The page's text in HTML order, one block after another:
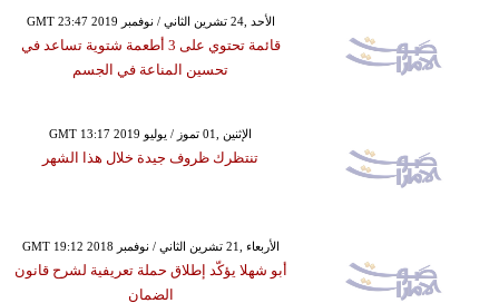
GMT 23:47 2019 الأحد ,24 تشرين الثاني / نوفمبر
قائمة تحتوي على 3 أطعمة شتوية تساعد في
تحسين المناعة في الجسم
GMT 13:17 2019 الإثنين ,01 تموز / يوليو
تنتظرك ظروف جيدة خلال هذا الشهر
GMT 19:12 2018 الأربعاء ,21 تشرين الثاني / نوفمبر
أبو شهلا يؤكّد إطلاق حملة تعريفية لشرح قانون
الضمان